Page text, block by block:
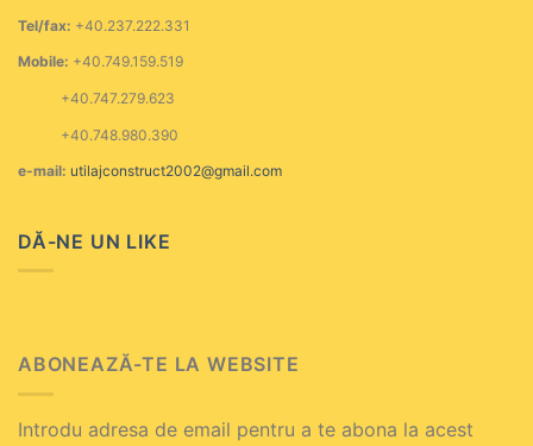
Tel/fax: +40.237.222.331
Mobile: +40.749.159.519
+40.747.279.623
+40.748.980.390
e-mail: utilajconstruct2002@gmail.com
DĂ-NE UN LIKE
ABONEAZĂ-TE LA WEBSITE
Introdu adresa de email pentru a te abona la acest